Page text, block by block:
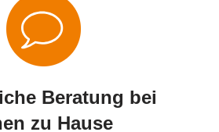
Beratung bei
zu Hause